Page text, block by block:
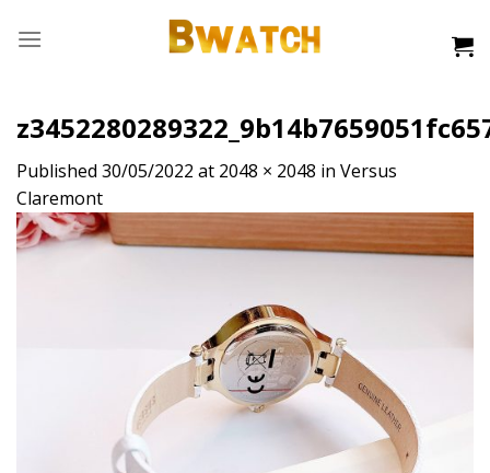
Published 30/05/2022 at 2048 × 2048 in Versus
Claremont